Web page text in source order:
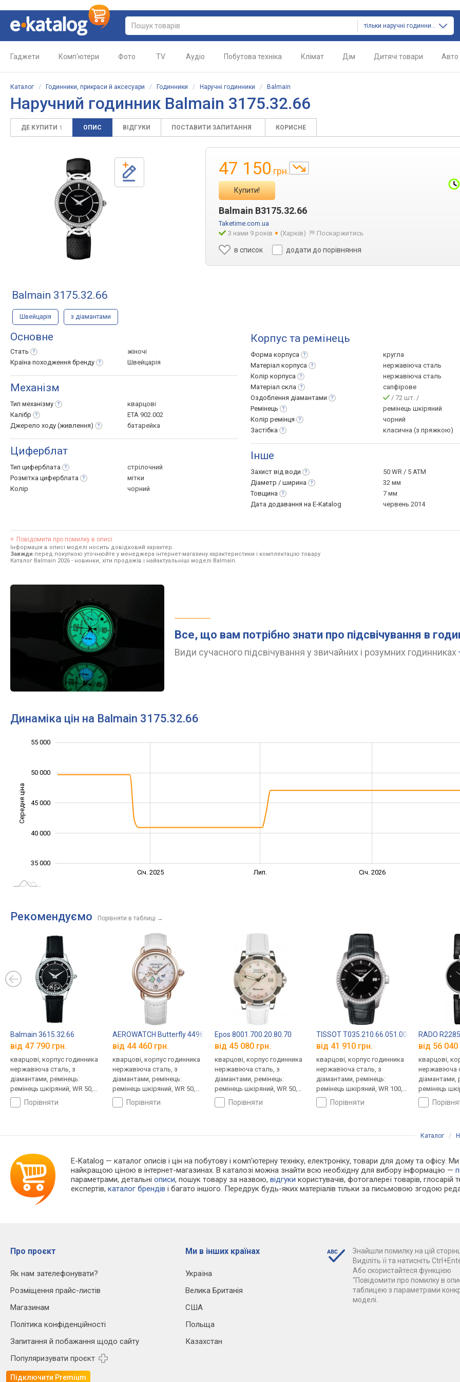
тільки наручні годинники
Гаджети Комп'ютери Фото TV Аудіо Побутова техніка Клімат Дім Дитячі товари Авто
Каталог / Годинники, прикраси й аксесуари / Годинники / Наручні годинники / Balmain
Наручний годинник Balmain 3175.32.66
ДЕ КУПИТИ 1 ОПИС ВІДГУКИ ПОСТАВИТИ ЗАПИТАННЯ КОРИСНЕ
47 150 грн.
Купити!
Balmain B3175.32.66
Taketime.com.ua
З нами 9 років
(Харків) Поскаржитись
в список додати до порівняння
Balmain 3175.32.66
Швейцарія з діамантами
Основне
Стать
жіночі
Країна походження бренду Швейцарія
Механізм
Тип механізму
кварцові
Калібр
ETA 902.002
Джерело ходу (живлення) батарейка
Циферблат
Тип циферблата
стрілочний
Розмітка циферблата
мітки
Колір
чорний
Корпус та ремінець
Форма корпуса
кругла
Матеріал корпуса
нержавіюча сталь
Колір корпуса
нержавіюча сталь
Матеріал скла
сапфірове
Оздоблення діамантами
/ 72 шт. /
Ремінець
ремінець шкіряний
Колір ремінця
чорний
Застібка
класична (з пряжкою)
Інше
Захист від води
50 WR / 5 ATM
Діаметр / ширина
32 мм
Товщина
7 мм
Дата додавання на E-Katalog
червень 2014
Повідомити про помилку в описі
Інформація в описі моделі носить довідковий характер.
Завжди перед покупкою уточнюйте у менеджера інтернет-магазину характеристики і комплектацію товару
Каталог Balmain 2026 - новинки, хіти продажів і найактуальніші моделі Balmain.
Все, що вам потрібно знати про підсвічування в
Види сучасного підсвічування у звичайних і розумних годинниках
Динаміка цін на Balmain 3175.32.66
Середня ціна 36 000
40 000
55 000
50 000
45 000
35 000
Січ. 2025 Лип. Січ. 2026
Рекомендуємо Порівняти в таблиці →
Balmain 3615.32.66
від 47 790 грн.
кварцові, корпус годинника
нержавіюча сталь, з
діамантами, ремінець:
ремінець шкіряний, WR 50,
Швейцаріяпорівняти
AEROWATCH Butterfly 44960RO05
від 44 460 грн.
кварцові, корпус годинника
нержавіюча сталь, з
діамантами, ремінець:
ремінець шкіряний, WR 50,
Швейцаріяпорівняти
Epos 8001.700.20.80.70
від 45 080 грн.
кварцові, корпус годинника
нержавіюча сталь, з
діамантами, ремінець:
ремінець шкіряний, WR 50,
Швейцаріяпорівняти
TISSOT T035.210.66.051.00
від 41 910 грн.
кварцові, корпус годинника
нержавіюча сталь, з
діамантами, ремінець:
ремінець шкіряний, WR 100,
Швейцаріяпорівняти
RADO
від 56 040
кварцові,
нержавіюча
діамантами,
ремінець
Швейцарія
Каталог /
E-Katalog — каталог описів і цін на побутову і комп'ютерну техніку, електроніку, товари для дому та офісу.
найкращою ціною в інтернет-магазинах. В каталозі можна знайти всю необхідну для вибору інформацію —
параметрами, детальніописи, пошук товару за назвою,відгуки користувачів, фотогалереї товарів, глосарій
експертів,каталог брендів і багато іншого. Передрук будь-яких матеріалів тільки за письмовою згодою
Про проєкт
Як нам зателефонувати?
Розміщення прайс-листів
Магазинам
Політика конфіденційності
Запитання й побажання щодо сайту
Популяризувати проєкт
Підключити Premium
Ми в інших країнах
Україна
Велика Британія
США
Польща
Казахстан
Знайшли помилку на цій
Виділіть її та натисніть
Або скористайтеся функцією
"Повідомити про помилку в
таблицею з параметрами
моделі.